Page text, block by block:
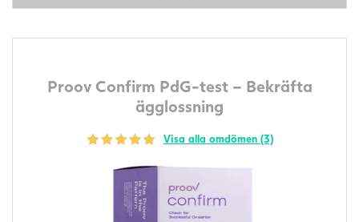
Proov Confirm PdG-test – Bekräfta
ägglossning
Visa alla omdömen (3)